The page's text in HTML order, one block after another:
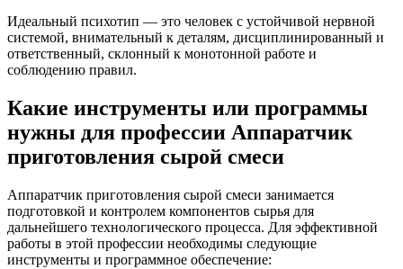
Идеальный психотип — это человек с устойчивой нервной
системой, внимательный к деталям, дисциплинированный и
ответственный, склонный к монотонной работе и
соблюдению правил.
Какие инструменты или программы
нужны для профессии Аппаратчик
приготовления сырой смеси
Аппаратчик приготовления сырой смеси занимается
подготовкой и контролем компонентов сырья для
дальнейшего технологического процесса. Для эффективной
работы в этой профессии необходимы следующие
инструменты и программное обеспечение: